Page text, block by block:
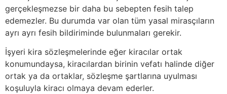
gerçekleşmezse bir daha bu sebepten fesih talep
edemezler. Bu durumda var olan tüm yasal mirasçıların
ayrı ayrı fesih bildiriminde bulunmaları gerekir.
İşyeri kira sözleşmelerinde eğer kiracılar ortak
konumundaysa, kiracılardan birinin vefatı halinde diğer
ortak ya da ortaklar, sözleşme şartlarına uyulması
koşuluyla kiracı olmaya devam ederler.